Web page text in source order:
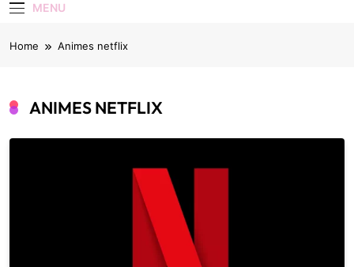
MENU
Home Animes netflix
ANIMES NETFLIX